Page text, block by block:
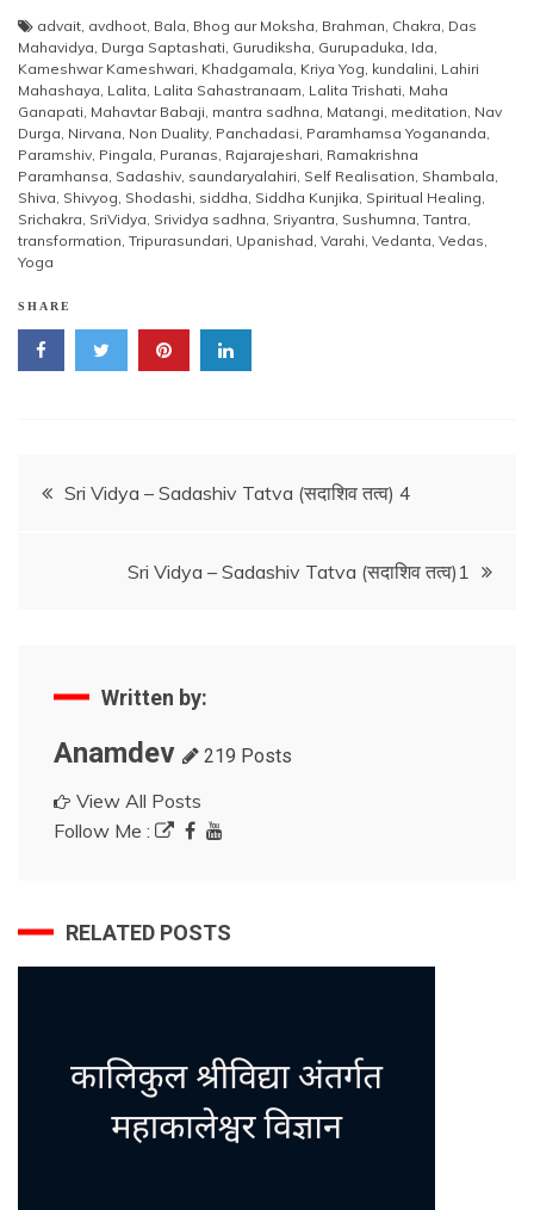
advait avdhoot Bala Bhog aur Moksha Brahman Chakra Das
Mahavidya Durga Saptashati Gurudiksha Gurupaduka Ida
Kameshwar Kameshwari Khadgamala Kriya Yog kundalini Lahiri
Mahashaya Lalita Lalita Sahastranaam Lalita Trishati Maha
Ganapati Mahavtar Babaji mantra sadhna Matangi meditation Nav
Durga Nirvana Non Duality Panchadasi Paramhamsa Yogananda
Paramshiv Pingala Puranas Rajarajeshari Ramakrishna
Paramhansa Sadashiv saundaryalahiri Self Realisation Shambala
Shiva Shivyog Shodashi siddha Siddha Kunjika Spiritual Healing
Srichakra SriVidya Srividya sadhna Sriyantra Sushumna Tantra
transformation Tripurasundari Upanishad Varahi Vedanta Vedas
Yoga
SHARE
Post
Sri Vidya – Sadashiv Tatva (सदाशिव तत्व) 4
Sri Vidya – Sadashiv Tatva (सदाशिव तत्व)1
Written by:
Anamdev 219 Posts
View All Posts
Follow Me :
RELATED POSTS